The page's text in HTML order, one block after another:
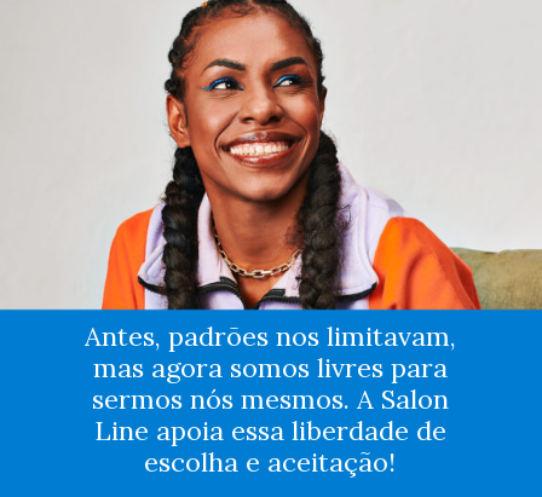
Antes, padrões nos limitavam,
mas agora somos livres para
sermos nós mesmos. A Salon
Line apoia essa liberdade de
escolha e aceitação!